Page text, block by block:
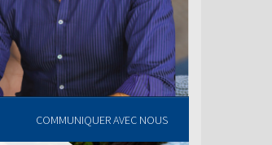
COMMUNIQUER AVEC NOUS